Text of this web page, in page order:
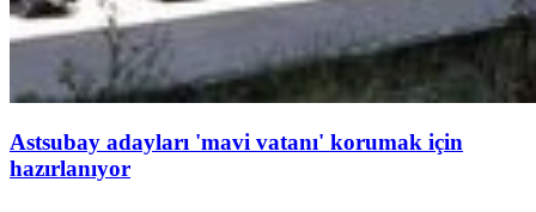
Astsubay adayları 'mavi vatanı' korumak için
hazırlanıyor